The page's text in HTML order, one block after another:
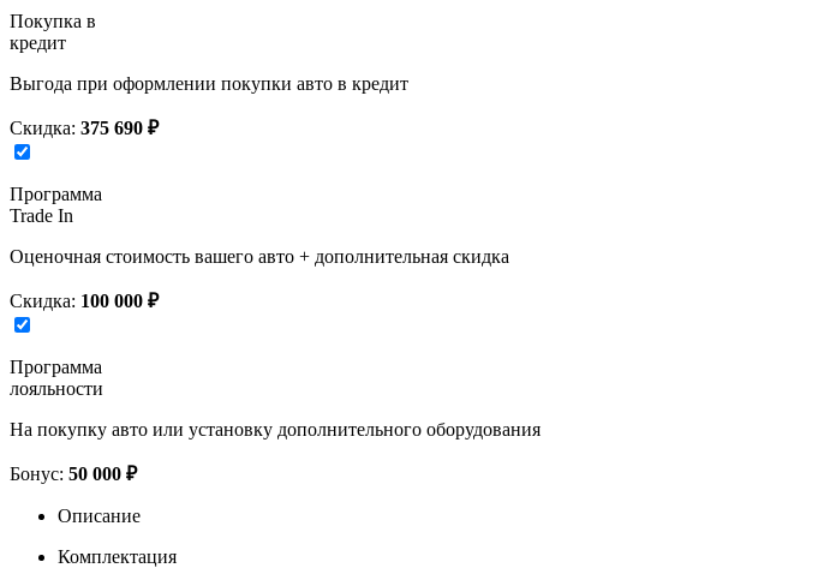
Покупка в
кредит
Выгода при оформлении покупки авто в кредит
Скидка: 375 690 ₽
Программа
Trade In
Оценочная стоимость вашего авто + дополнительная скидка
Скидка: 100 000 ₽
Программа
лояльности
На покупку авто или установку дополнительного оборудования
Бонус: 50 000 ₽
Описание
Комплектация